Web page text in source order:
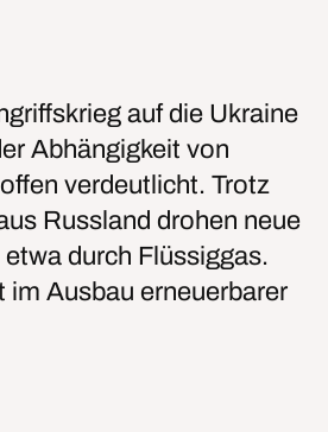
auf die Ukraine
Abhängigkeit von
verdeutlicht. Trotz
Russland drohen neue
durch Flüssiggas.
im Ausbau erneuerbarer